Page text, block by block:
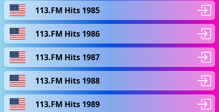
113.FM Hits 1985
113.FM Hits 1986
113.FM Hits 1987
113.FM Hits 1988
113.FM Hits 1989